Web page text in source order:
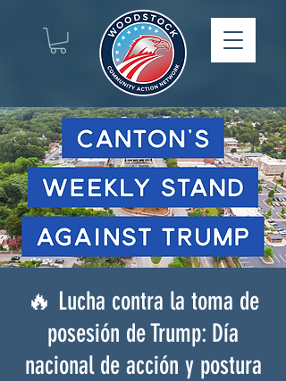
🔥 Lucha contra la toma de
posesión de Trump: Día
nacional de acción y postura